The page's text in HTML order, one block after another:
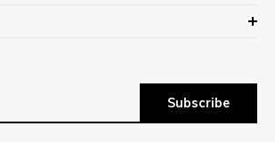
Subscribe